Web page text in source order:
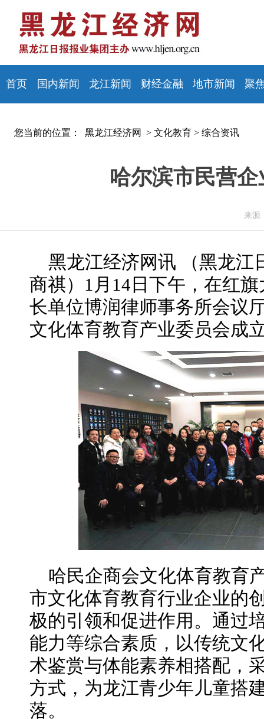
首页 国内新闻 龙江新闻 财经金融 地市新闻 聚
您当前的位置： 黑龙江经济网 > 文化教育 > 综合资讯
哈尔滨市民营
来源
黑龙江经济网讯 （黑龙江
商祺）1月14日下午，在红
长单位博润律师事务所会议
文化体育教育产业委员会成
哈民企商会文化体育教育
市文化体育教育行业企业的
极的引领和促进作用。通过
能力等综合素质，以传统文
术鉴赏与体能素养相搭配，
方式，为龙江青少年儿童搭
落。